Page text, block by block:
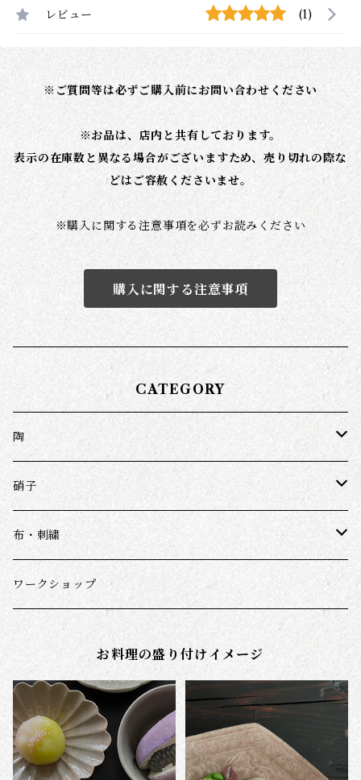
レビュー (1)
※ご質問等は必ずご購入前にお問い合わせください
※お品は、店内と共有しております。
表示の在庫数と異なる場合がございますため、売り切れの際な
どはご容赦くださいませ。
※購入に関する注意事項を必ずお読みください
購入に関する注意事項
CATEGORY
陶
近藤亮介
鈎一馬
千田徹
硝子
ワダコーヘー
スナオミガラス
長谷部陽子
帳･春の便り
帳･朝の光
帳・いつかの夕暮れ
布・刺繍
ダーニング(野口光ほか)
ワークショップ
お料理の盛り付けイメージ